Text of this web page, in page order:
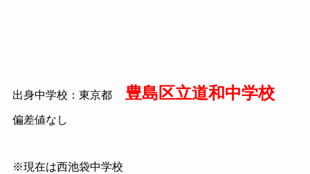
出身中学校：東京都 豊島区立道和中学校
偏差値なし
※現在は西池袋中学校